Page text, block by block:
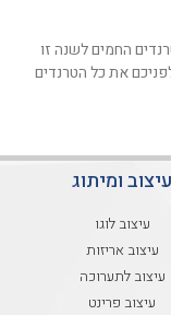
הטרנדים החמים לשנה זו
את כל הטרנדים
עיצוב ומיתוג
עיצוב לוגו
עיצוב אריזות
עיצוב לתערוכה
עיצוב פרינט